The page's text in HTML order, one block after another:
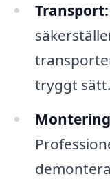
Transport:
tryggt sätt.